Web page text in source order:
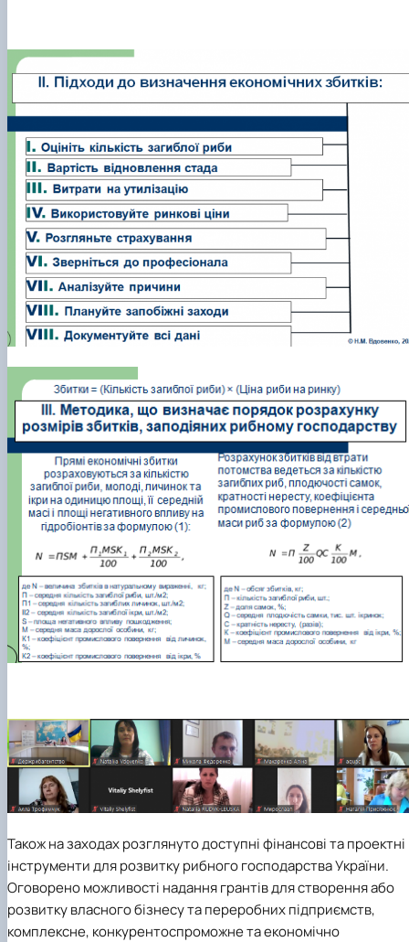
Також на заходах розглянуто доступні фінансові та проектні
інструменти для розвитку рибного господарства України.
Оговорено можливості надання грантів для створення або
розвитку власного бізнесу та переробних підприємств,
комплексне, конкурентоспроможне та економічно